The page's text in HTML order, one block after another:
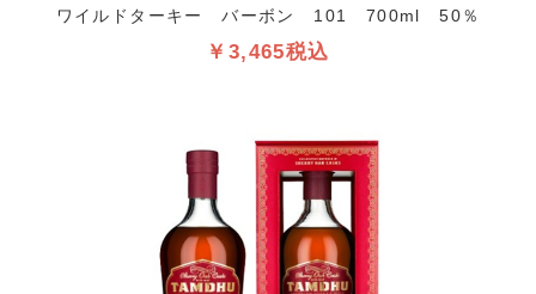
ワイルドターキー バーボン 101 700ml 50％
￥3,465税込